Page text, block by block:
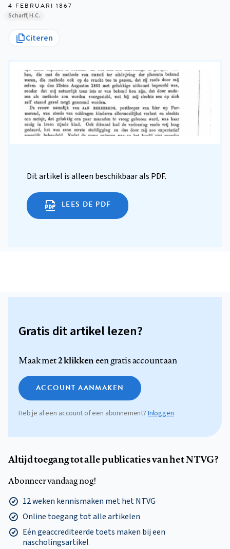
4 FEBRUARI 1867
Scharff, H.C.
Citeren
Dit artikel is alleen beschikbaar als PDF.
LEES DE PDF
Gratis dit artikel lezen?
Maak met2 klikkeneen gratis account aan
ACCOUNT AANMAKEN
Heb je al een account of een abonnement? Inloggen
Altijd toegang tot alle publicaties van het NTVG?
Abonneer vandaag nog!
12 weken kennismaken met het NTVG
Online toegang tot alle artikelen
Eén geaccrediteerde toets maken bij een
nascholingsartikel